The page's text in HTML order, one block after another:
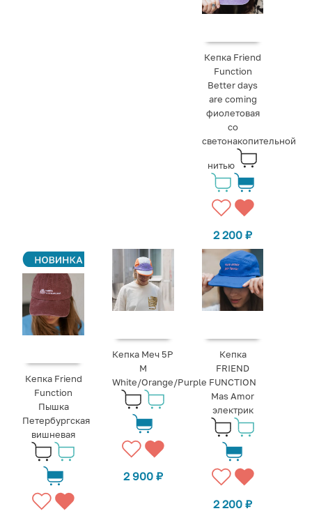
Кепка Friend
Function
Better days
are coming
фиолетовая
со
светонакопительной
нитью
2 200₽
Кепка Friend
Function
Пышка
Петербургская
вишневая
Кепка Меч 5P
M
White/Orange/Purple
2 900 ₽
Кепка
FRIEND
FUNCTION
Mas Amor
электрик
2 200₽